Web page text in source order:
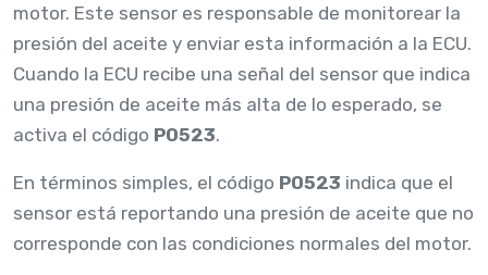
motor. Este sensor es responsable de monitorear la
presión del aceite y enviar esta información a la ECU.
Cuando la ECU recibe una señal del sensor que indica
una presión de aceite más alta de lo esperado, se
activa el código P0523.
En términos simples, el código P0523 indica que el
sensor está reportando una presión de aceite que no
corresponde con las condiciones normales del motor.